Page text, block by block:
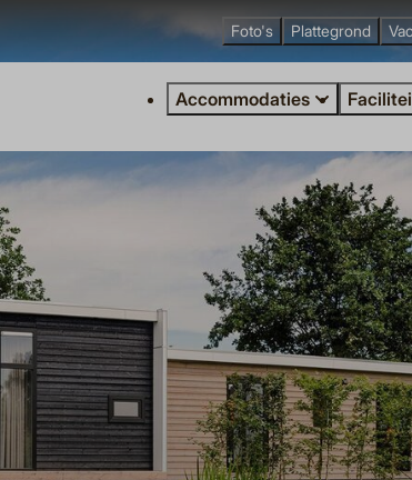
Foto's Plattegrond
Accommodaties